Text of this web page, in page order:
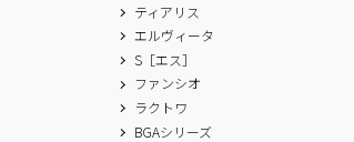
ティアリス
エルヴィータ
S［エス］
ファンシオ
ラクトワ
BGAシリーズ